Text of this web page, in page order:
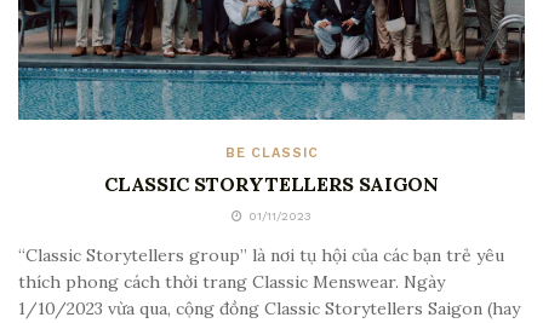
BE CLASSIC
CLASSIC STORYTELLERS SAIGON
01/11/2023
“Classic Storytellers group” là nơi tụ hội của các bạn trẻ yêu
thích phong cách thời trang Classic Menswear. Ngày
1/10/2023 vừa qua, cộng đồng Classic Storytellers Saigon (hay